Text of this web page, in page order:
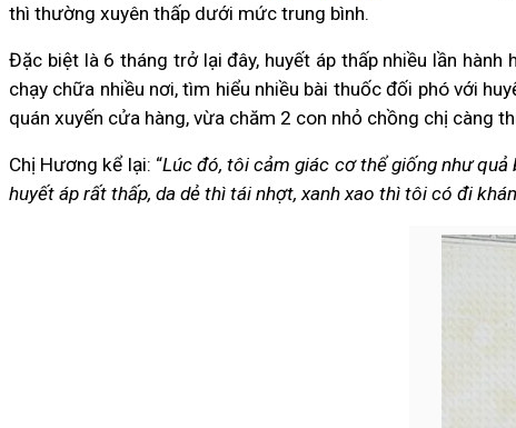
thì thường xuyên thấp dưới mức trung bình.
Đặc biệt là 6 tháng trở lại đây, huyết áp thấp nhiều lần
chạy chữa nhiều nơi, tìm hiểu nhiều bài thuốc đối phó với
quán xuyến cửa hàng, vừa chăm 2 con nhỏ chồng chị càng
Chị Hương kể lại: “Lúc đó, tôi cảm giác cơ thể giống như
huyết áp rất thấp, da dẻ thì tái nhợt, xanh xao thì tôi có đi